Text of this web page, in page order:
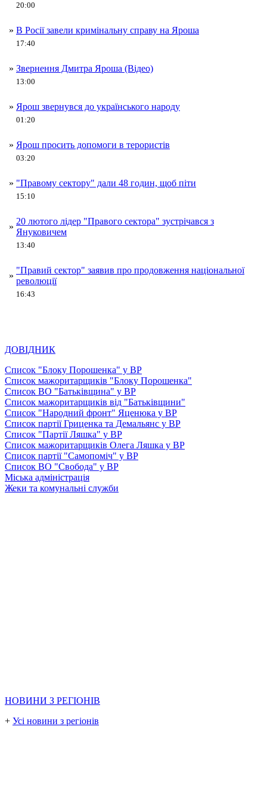
20:00
» В Росії завели кримінальну справу на Яроша
17:40
» Звернення Дмитра Яроша (Відео)
13:00
» Ярош звернувся до українського народу
01:20
» Ярош просить допомоги в терористів
03:20
» "Правому сектору" дали 48 годин, щоб піти
15:10
»
20 лютого лідер "Правого сектора" зустрічався з
Януковичем
13:40
»
"Правий сектор" заявив про продовження національної
революції
16:43
ДОВІДНИК
Список "Блоку Порошенка" у ВР
Список мажоритарщиків "Блоку Порошенка"
Список ВО "Батьківщина" у ВР
Список мажоритарщиків від "Батьківщини"
Список "Народний фронт" Яценюка у ВР
Список партії Гриценка та Демальянс у ВР
Список "Партії Ляшка" у ВР
Список мажоритарщиків Олега Ляшка у ВР
Список партії "Самопоміч" у ВР
Список ВО "Свобода" у ВР
Міська адміністрація
Жеки та комунальні служби
НОВИНИ З РЕГІОНІВ
+ Усі новини з регіонів